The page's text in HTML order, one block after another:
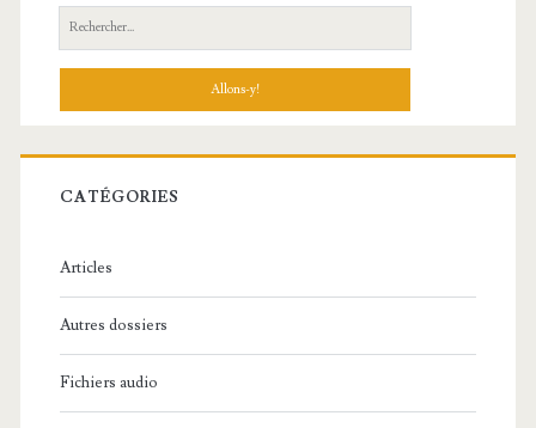
R
e
h
r
c
:
CATÉGORIES
Articles
Autres dossiers
Fichiers audio